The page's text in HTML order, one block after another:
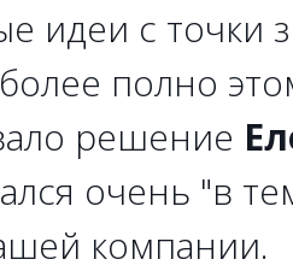
идеи с точки
полно
решение
очень "в
компании.